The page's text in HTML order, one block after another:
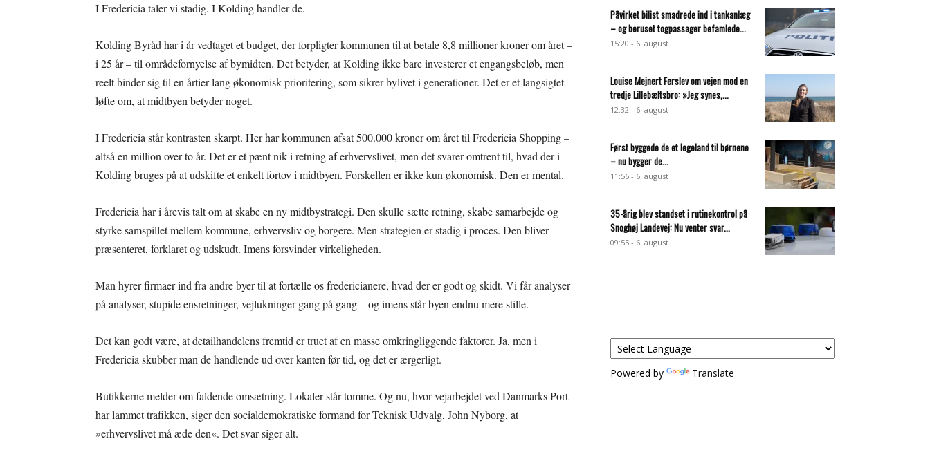
I Fredericia taler vi stadig. I Kolding handler de.
Kolding Byråd har i år vedtaget et budget, der forpligter kommunen til at betale 8,8 millioner kroner om året –
i 25 år – til områdefornyelse af bymidten. Det betyder, at Kolding ikke bare investerer et engangsbeløb, men
reelt binder sig til en årtier lang økonomisk prioritering, som sikrer bylivet i generationer. Det er et langsigtet
løfte om, at midtbyen betyder noget.
I Fredericia står kontrasten skarpt. Her har kommunen afsat 500.000 kroner om året til Fredericia Shopping –
altså en million over to år. Det er et pænt nik i retning af erhvervslivet, men det svarer omtrent til, hvad der i
Kolding bruges på at udskifte et enkelt fortov i midtbyen. Forskellen er ikke kun økonomisk. Den er mental.
Fredericia har i årevis talt om at skabe en ny midtbystrategi. Den skulle sætte retning, skabe samarbejde og
styrke samspillet mellem kommune, erhvervsliv og borgere. Men strategien er stadig i proces. Den bliver
præsenteret, forklaret og udskudt. Imens forsvinder virkeligheden.
Man hyrer firmaer ind fra andre byer til at fortælle os fredericianere, hvad der er godt og skidt. Vi får analyser
på analyser, stupide ensretninger, vejlukninger gang på gang – og imens står byen endnu mere stille.
Det kan godt være, at detailhandelens fremtid er truet af en masse omkringliggende faktorer. Ja, men i
Fredericia skubber man de handlende ud over kanten før tid, og det er ærgerligt.
Butikkerne melder om faldende omsætning. Lokaler står tomme. Og nu, hvor vejarbejdet ved Danmarks Port
har lammet trafikken, siger den socialdemokratiske formand for Teknisk Udvalg, John Nyborg, at
»erhvervslivet må æde den«. Det svar siger alt.
Påvirket bilist smadrede ind i tankanlæg
– og beruset togpassager befamlede...
15:20 - 6. august
Louise Mejnert Ferslev om vejen mod en
tredje Lillebæltsbro: »Jeg synes,...
12:32 - 6. august
Først byggede de et legeland til børnene
– nu bygger de...
11:56 - 6. august
35-årig blev standset i rutinekontrol på
Snoghøj Landevej: Nu venter svar...
09:55 - 6. august
Powered by Translate